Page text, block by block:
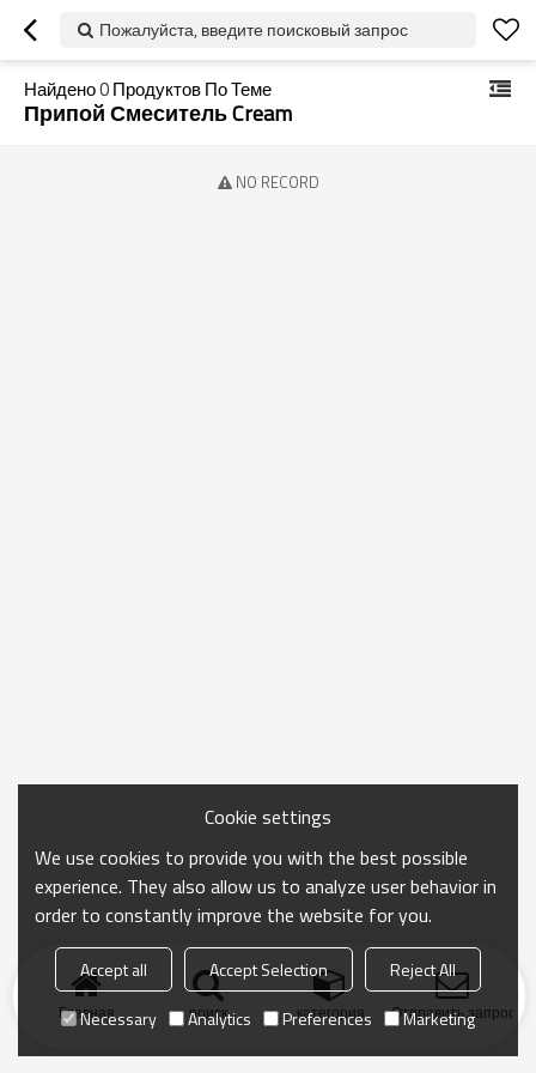
Пожалуйста, введите поисковый запрос
Найдено0Продуктов По Теме
Припой Смеситель Cream
NO RECORD
Главная поиск категория Отправить запрос
Cookie settings
We use cookies to provide you with the best possible
experience. They also allow us to analyze user behavior in
order to constantly improve the website for you.
Accept all Accept Selection
Reject All
Necessary
Analytics Preferences Marketing